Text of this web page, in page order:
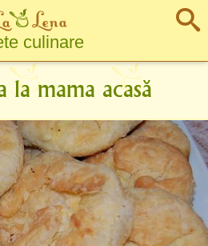
culinare
la mama acasă